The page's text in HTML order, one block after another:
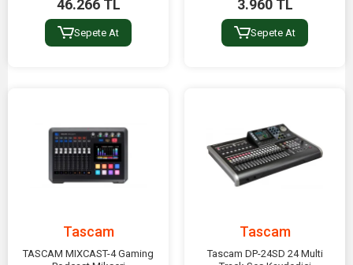
46.266 TL
Sepete At
3.960 TL
Sepete At
Tascam
TASCAM MIXCAST-4 Gaming
Tascam
Tascam DP-24SD 24 Multi